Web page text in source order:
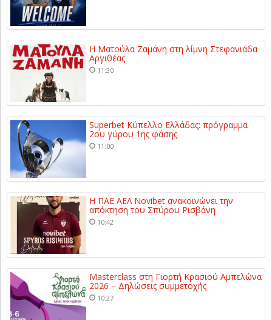
Η Ματούλα Ζαμάνη στη λίμνη Στεφανιάδα
Αργιθέας
11:30
Superbet Κύπελλο Ελλάδας: πρόγραμμα
2ου γύρου 1ης φάσης
11:00
Η ΠΑΕ ΑΕΛ Novibet ανακοινώνει την
απόκτηση του Σπύρου Ρισβάνη
10:42
Masterclass στη Γιορτή Κρασιού Αμπελώνα
2026 – Δηλώσεις συμμετοχής
10:27